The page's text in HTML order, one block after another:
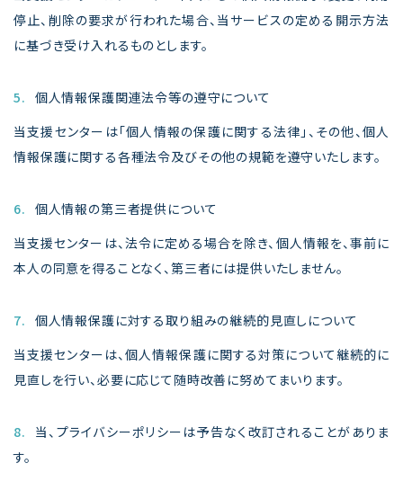
停止、削除の要求が行われた場合、当サービスの定める開示方法
に基づき受け入れるものとします。
5. 個人情報保護関連法令等の遵守について
当支援センターは「個人情報の保護に関する法律」、その他、個人
情報保護に関する各種法令及びその他の規範を遵守いたします。
6. 個人情報の第三者提供について
当支援センターは、法令に定める場合を除き、個人情報を、事前に
本人の同意を得ることなく、第三者には提供いたしません。
7. 個人情報保護に対する取り組みの継続的見直しについて
当支援センターは、個人情報保護に関する対策について継続的に
見直しを行い、必要に応じて随時改善に努めてまいります。
8.
当、プライバシーポリシーは予告なく改訂されることがありま
す。